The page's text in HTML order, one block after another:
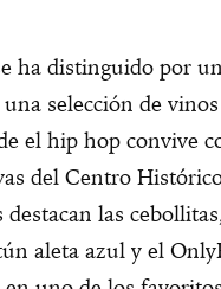
ha distinguido por
selección de vinos
el hip hop convive
del Centro
las
aleta azul y el